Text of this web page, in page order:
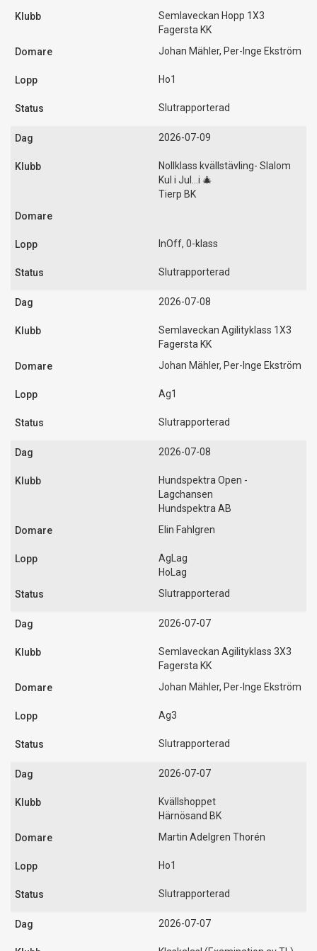
Semlaveckan Hopp 1X3
Fagersta KK
Johan Mähler, Per-Inge Ekström
Ho1
Slutrapporterad
2026-07-09
Nollklass kvällstävling- Slalom
Kul i Jul...i 🎄
Tierp BK
InOff, 0-klass
Slutrapporterad
2026-07-08
Semlaveckan Agilityklass 1X3
Fagersta KK
Johan Mähler, Per-Inge Ekström
Ag1
Slutrapporterad
2026-07-08
Hundspektra Open -
Lagchansen
Hundspektra AB
Elin Fahlgren
AgLag
HoLag
Slutrapporterad
2026-07-07
Semlaveckan Agilityklass 3X3
Fagersta KK
Johan Mähler, Per-Inge Ekström
Ag3
Slutrapporterad
2026-07-07
Kvällshoppet
Härnösand BK
Martin Adelgren Thorén
Ho1
Slutrapporterad
2026-07-07